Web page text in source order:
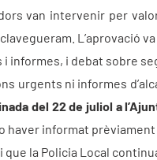
van intervenir per
L’aprovació va
informes, i debat sobre
urgents ni informes
del 22 de juliol a
haver informat
la Policia Local